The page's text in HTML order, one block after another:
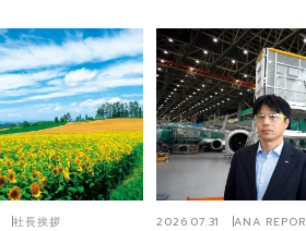
社長挨拶 2026.07.31 ANA